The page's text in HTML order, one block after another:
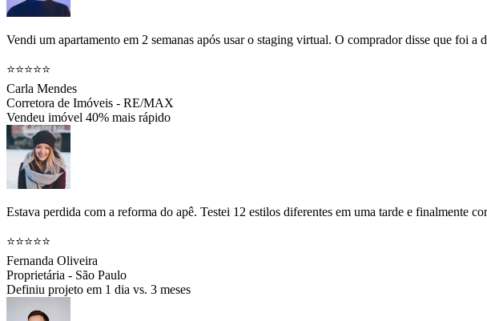
Vendi um apartamento em 2 semanas após usar o staging virtual. O comprador disse que foi
⭐⭐⭐⭐⭐
Carla Mendes
Corretora de Imóveis - RE/MAX
Vendeu imóvel 40% mais rápido
Estava perdida com a reforma do apê. Testei 12 estilos diferentes em uma tarde e finalmente
⭐⭐⭐⭐⭐
Fernanda Oliveira
Proprietária - São Paulo
Definiu projeto em 1 dia vs. 3 meses